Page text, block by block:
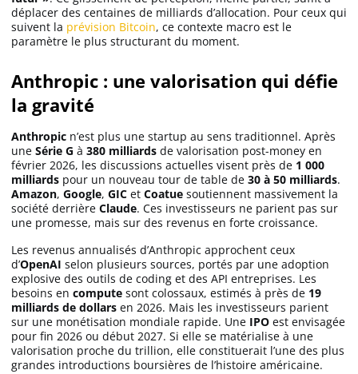
déplacer des centaines de milliards d’allocation. Pour ceux qui
suivent la prévision Bitcoin, ce contexte macro est le
paramètre le plus structurant du moment.
Anthropic : une valorisation qui défie
la gravité
Anthropic n’est plus une startup au sens traditionnel. Après
une Série G à 380 milliards de valorisation post-money en
février 2026, les discussions actuelles visent près de 1 000
milliards pour un nouveau tour de table de 30 à 50 milliards.
Amazon, Google, GIC et Coatue soutiennent massivement la
société derrière Claude. Ces investisseurs ne parient pas sur
une promesse, mais sur des revenus en forte croissance.
Les revenus annualisés d’Anthropic approchent ceux
d’OpenAI selon plusieurs sources, portés par une adoption
explosive des outils de coding et des API entreprises. Les
besoins en compute sont colossaux, estimés à près de 19
milliards de dollars en 2026. Mais les investisseurs parient
sur une monétisation mondiale rapide. Une IPO est envisagée
pour fin 2026 ou début 2027. Si elle se matérialise à une
valorisation proche du trillion, elle constituerait l’une des plus
grandes introductions boursières de l’histoire américaine.